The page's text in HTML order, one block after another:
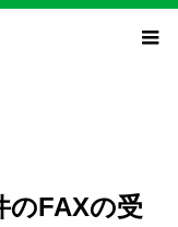
のFAXの受